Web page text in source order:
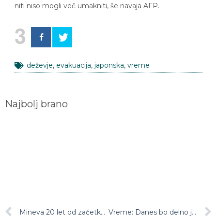
niti niso mogli več umakniti, še navaja AFP.
3
deževje, evakuacija, japonska, vreme
Najbolj brano
Mineva 20 let od začetka ene najuspešnejših slovenskih športnih zgodb vseh časov Vreme: Danes bo delno jasno z občasno povečano koprenasto oblačnostjo